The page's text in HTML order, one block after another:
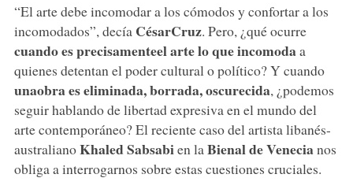
“El arte debe incomodar a los cómodos y confortar a los
incomodados”, decía CésarCruz. Pero, ¿qué ocurre
cuandoesprecisamenteel arte lo que incomodaa
quienes detentan el poder cultural o político? Y cuando
unaobra es eliminada, borrada, oscurecida, ¿podemos
seguir hablando de libertad expresiva en el mundo del
arte contemporáneo? El reciente caso del artista libanés-
australianoKhaled Sabsabien laBienal de Venecianos
obliga a interrogarnos sobre estas cuestiones cruciales.